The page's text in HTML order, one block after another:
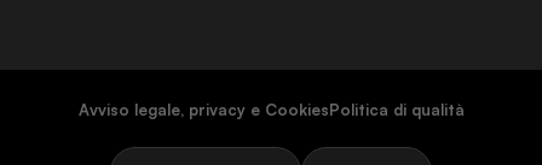
Avviso legale, privacy e CookiesPolitica di qualità